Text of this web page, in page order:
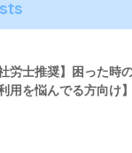
社労士推奨】困った時
利用を悩んでる方向け】